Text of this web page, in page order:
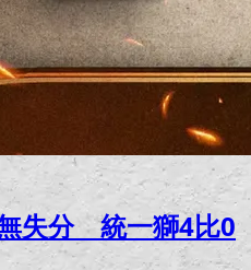
失分 統一獅4比0